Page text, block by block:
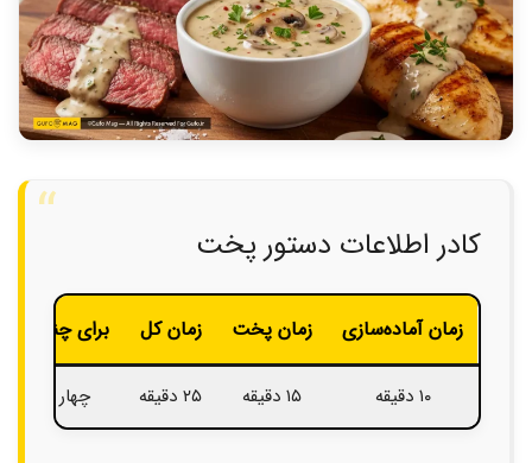
کادر اطلاعات دستور پخت
زمان آماده‌سازی زمان پخت زمان کل برای چند نفر
۱۰ دقیقه ۱۵ دقیقه ۲۵ دقیقه چهار نفر